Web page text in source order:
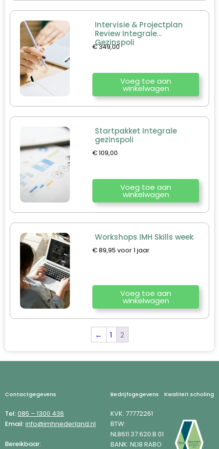
Intervisie & Projectplan
Review Integrale
Gezinspoli
€349,00
Voeg toe aan
winkelwagen
Startpakket Integrale
gezinspoli
€109,00
Voeg toe aan
winkelwagen
Workshops IMH Skills week
€89,95 voor 1 jaar
Voeg toe aan
winkelwagen
← 1 2
Footer
Contactgegevens
Tel:085 – 1300 436
Email:info@imhnederland.nl
Bereikbaar:
Bedrijfsgegevens
KVK: 77772261
BTW:
NL8611.37.620.B.01
BANK: NL18 RABO
Kwaliteit scholing